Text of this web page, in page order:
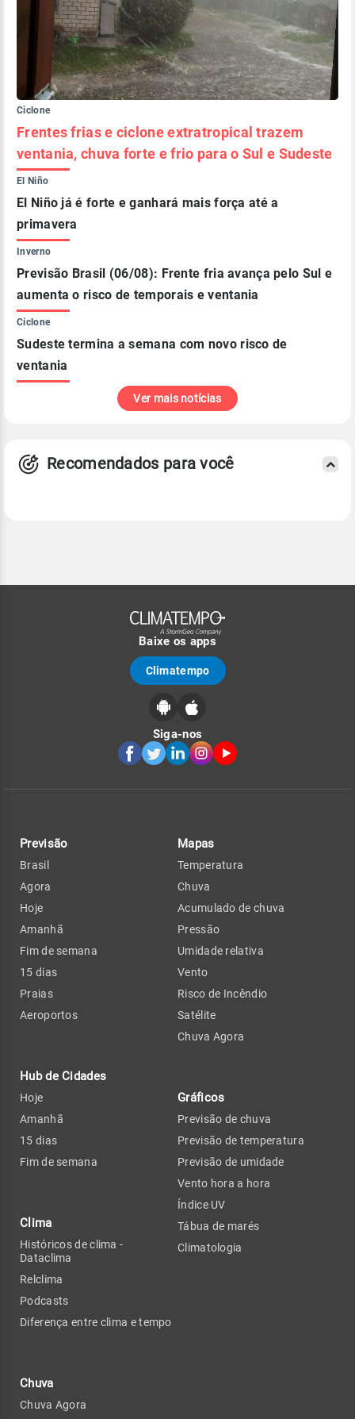
Ciclone
Frentes frias e ciclone extratropical trazem
ventania, chuva forte e frio para o Sul e Sudeste
El Niño
El Niño já é forte e ganhará mais força até a
primavera
Inverno
Previsão Brasil (06/08): Frente fria avança pelo Sul e
aumenta o risco de temporais e ventania
Ciclone
Sudeste termina a semana com novo risco de
ventania
Ver mais notícias
Recomendados para você
Baixe os apps
Climatempo
Siga-nos
Previsão
Brasil
Agora
Hoje
Amanhã
Fim de semana
15 dias
Praias
Aeroportos
Hub de Cidades
Hoje
Amanhã
15 dias
Fim de semana
Clima
Históricos de clima -
Dataclima
Relclima
Podcasts
Diferença entre clima e tempo
Chuva
Chuva Agora
Mapas
Temperatura
Chuva
Acumulado de chuva
Pressão
Umidade relativa
Vento
Risco de Incêndio
Satélite
Chuva Agora
Gráficos
Previsão de chuva
Previsão de temperatura
Previsão de umidade
Vento hora a hora
Índice UV
Tábua de marés
Climatologia